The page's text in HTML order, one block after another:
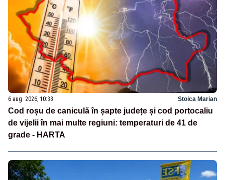
6 aug. 2026, 10:38 Stoica Marian
Cod roșu de caniculă în șapte județe și cod portocaliu
de vijelii în mai multe regiuni: temperaturi de 41 de
grade - HARTA